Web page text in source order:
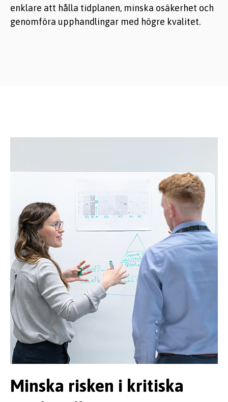
enklare att hålla tidplanen, minska osäkerhet och
genomföra upphandlingar med högre kvalitet.
Minska risken i kritiska